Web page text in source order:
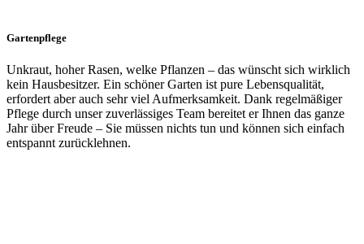
Gartenpflege
Unkraut, hoher Rasen, welke Pflanzen – das wünscht sich wirklich
kein Hausbesitzer. Ein schöner Garten ist pure Lebensqualität,
erfordert aber auch sehr viel Aufmerksamkeit. Dank regelmäßiger
Pflege durch unser zuverlässiges Team bereitet er Ihnen das ganze
Jahr über Freude – Sie müssen nichts tun und können sich einfach
entspannt zurücklehnen.